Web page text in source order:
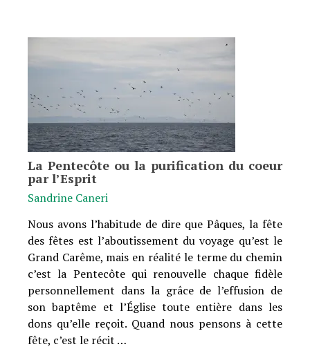
La Pentecôte ou la purification du coeur
par l’Esprit
Sandrine Caneri
Nous avons l’habitude de dire que Pâques, la fête
des fêtes est l’aboutissement du voyage qu’est le
Grand Carême, mais en réalité le terme du chemin
c’est la Pentecôte qui renouvelle chaque fidèle
personnellement dans la grâce de l’effusion de
son baptême et l’Église toute entière dans les
dons qu’elle reçoit. Quand nous pensons à cette
fête, c’est le récit …